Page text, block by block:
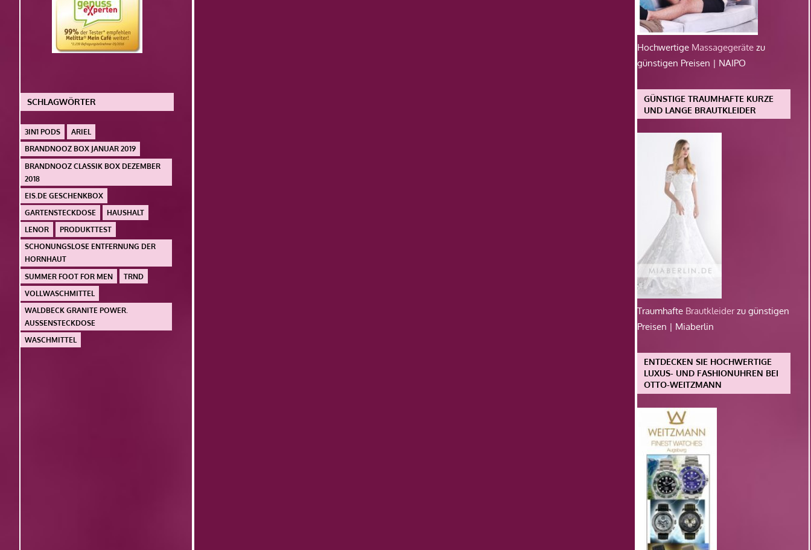
SCHLAGWÖRTER
3IN1 PODS
ARIEL
BRANDNOOZ BOX JANUAR 2019
BRANDNOOZ CLASSIK BOX DEZEMBER
2018
EIS.DE GESCHENKBOX
GARTENSTECKDOSE
HAUSHALT
LENOR
PRODUKTTEST
SCHONUNGSLOSE ENTFERNUNG DER
HORNHAUT
SUMMER FOOT FOR MEN
TRND
VOLLWASCHMITTEL
WALDBECK GRANITE POWER.
AUSSENSTECKDOSE
WASCHMITTEL
Hochwertige Massagegeräte zu
günstigen Preisen | NAIPO
GÜNSTIGE TRAUMHAFTE KURZE
UND LANGE BRAUTKLEIDER
Traumhafte Brautkleiderzu günstigen
Preisen | Miaberlin
ENTDECKEN SIE HOCHWERTIGE
LUXUS- UND FASHIONUHREN BEI
OTTO-WEITZMANN